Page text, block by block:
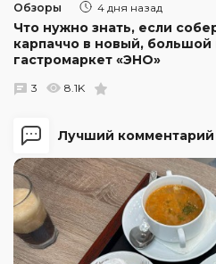
Лучший комментарий
Обзоры 4 дня назад
Что нужно знать, если
карпаччо в новый, большой
гастромаркет «ЭНО»
3 8.1K